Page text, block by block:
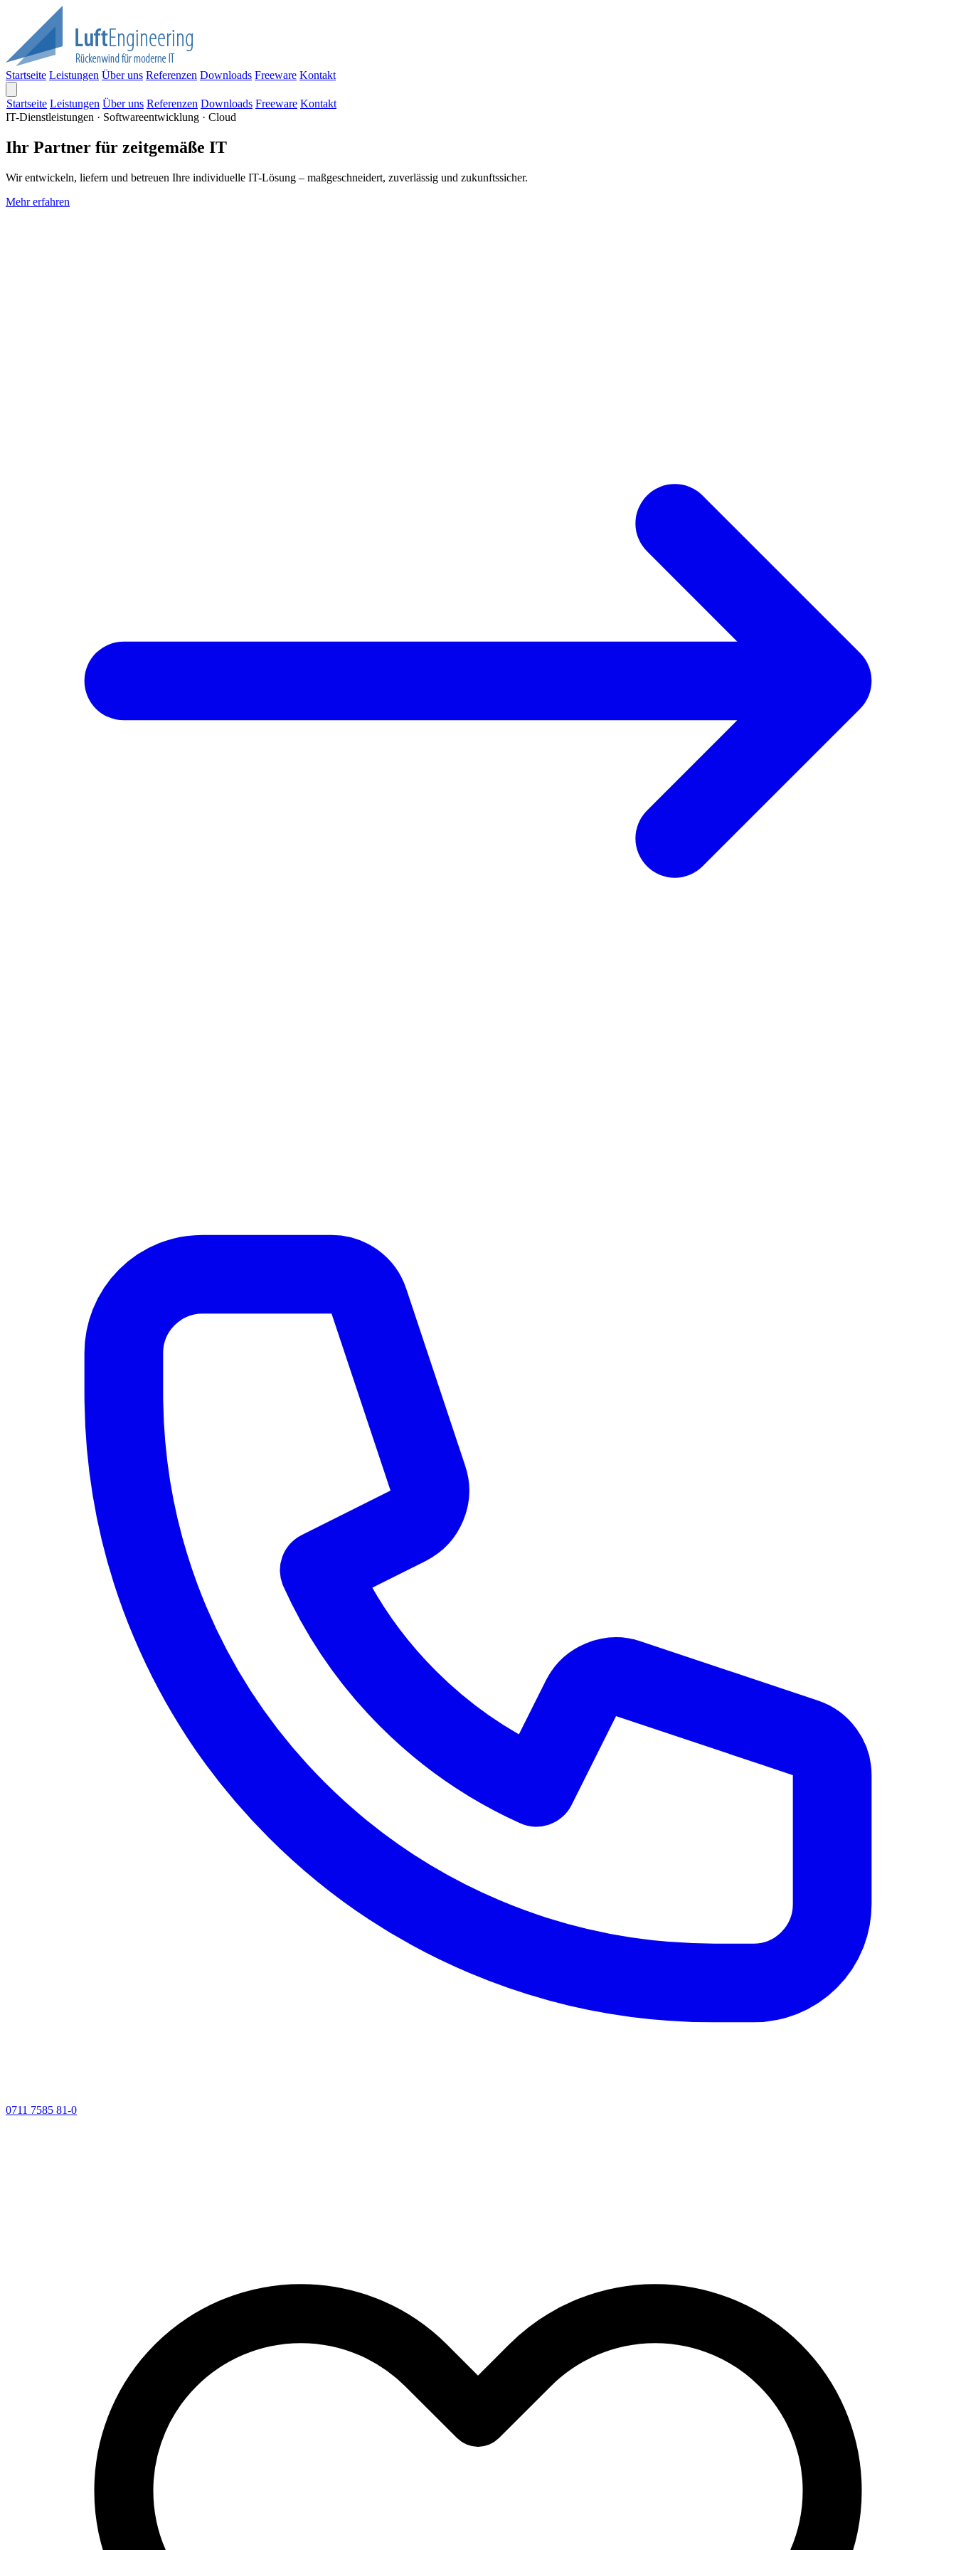
Startseite Leistungen Über uns Referenzen Downloads Freeware Kontakt
Startseite Leistungen Über uns Referenzen Downloads Freeware Kontakt
IT-Dienstleistungen · Softwareentwicklung · Cloud
Ihr Partner für zeitgemäße IT
Wir entwickeln, liefern und betreuen Ihre individuelle IT-Lösung – maßgeschneidert, zuverlässig und zukunftssicher.
Mehr erfahren
0711 7585 81-0